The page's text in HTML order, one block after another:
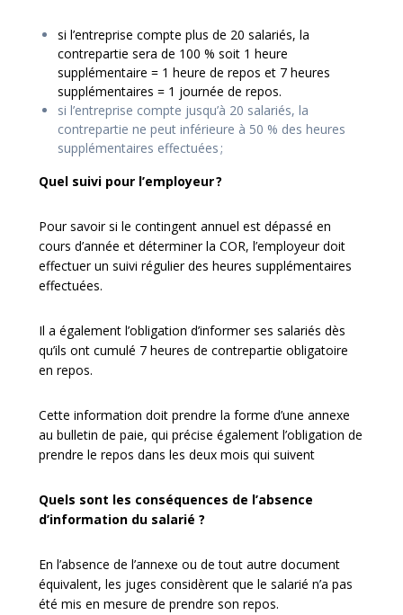
si l’entreprise compte plus de 20 salariés, la
contrepartie sera de 100 % soit 1 heure
supplémentaire = 1 heure de repos et 7 heures
supplémentaires = 1 journée de repos.
si l’entreprise compte jusqu’à 20 salariés, la
contrepartie ne peut inférieure à 50 % des heures
supplémentaires effectuées ;
Quel suivi pour l’employeur?
Pour savoir si le contingent annuel est dépassé en
cours d’année et déterminer la COR, l’employeur doit
effectuer un suivi régulier des heures supplémentaires
effectuées.
Il a également l’obligation d’informer ses salariés dès
qu’ils ont cumulé 7 heures de contrepartie obligatoire
en repos.
Cette information doit prendre la forme d’une annexe
au bulletin de paie, qui précise également l’obligation de
prendre le repos dans les deux mois qui suivent
Quels sont les conséquences de l’absence
d’information du salarié ?
En l’absence de l’annexe ou de tout autre document
équivalent, les juges considèrent que le salarié n’a pas
été mis en mesure de prendre son repos.